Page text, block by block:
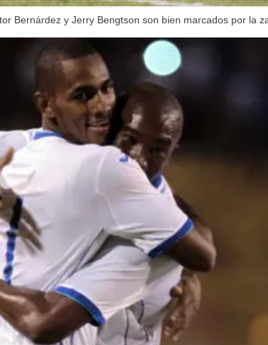
Bernárdez y Jerry Bengtson son bien marcados por la